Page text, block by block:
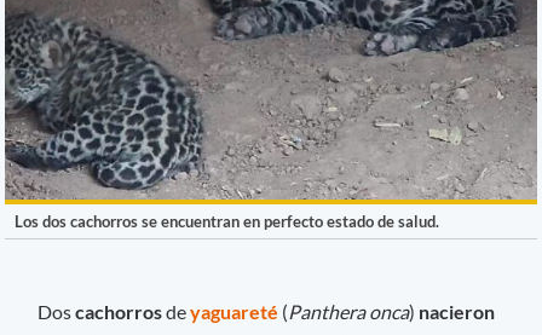
Los dos cachorros se encuentran en perfecto estado de salud.
Doscachorrosdeyaguareté (Panthera onca) nacieron